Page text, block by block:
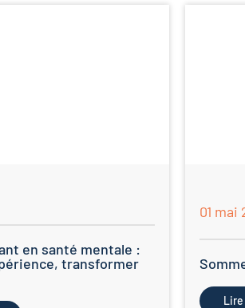
en santé mentale :
transformer
01 mai